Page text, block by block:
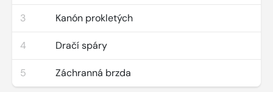
3 Kanón prokletých
4 Dračí spáry
5 Záchranná brzda